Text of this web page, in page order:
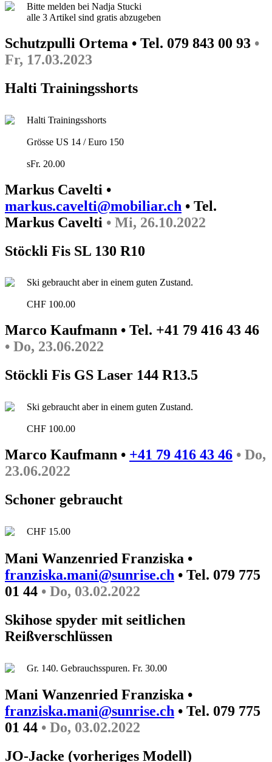
Bitte melden bei Nadja Stucki
alle 3 Artikel sind gratis abzugeben
Schutzpulli Ortema • Tel. 079 843 00 93 •
Fr, 17.03.2023
Halti Trainingsshorts
Halti Trainingsshorts
Grösse US 14 / Euro 150
sFr. 20.00
Markus Cavelti •
markus.cavelti@mobiliar.ch • Tel.
Markus Cavelti • Mi, 26.10.2022
Stöckli Fis SL 130 R10
Ski gebraucht aber in einem guten Zustand.
CHF 100.00
Marco Kaufmann • Tel. +41 79 416 43 46
• Do, 23.06.2022
Stöckli Fis GS Laser 144 R13.5
Ski gebraucht aber in einem guten Zustand.
CHF 100.00
Marco Kaufmann • +41 79 416 43 46 • Do,
23.06.2022
Schoner gebraucht
CHF 15.00
Mani Wanzenried Franziska •
franziska.mani@sunrise.ch • Tel. 079 775
01 44 • Do, 03.02.2022
Skihose spyder mit seitlichen
Reißverschlüssen
Gr. 140. Gebrauchsspuren. Fr. 30.00
Mani Wanzenried Franziska •
franziska.mani@sunrise.ch • Tel. 079 775
01 44 • Do, 03.02.2022
JO-Jacke (vorheriges Modell)